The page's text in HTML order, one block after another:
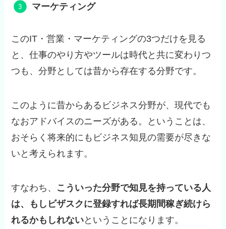
マーケティング
このIT・営業・マーケティングの3つだけを見る
と、仕事のやり方やツールは時代と共に変わりつ
つも、分野としては昔から存在する分野です。
このように昔からあるビジネス分野が、現代でも
なおアドバイスのニーズがある。ということは、
おそらく将来的にもビジネス知見の需要が尽きな
いと考えられます。
すなわち、 こういった分野で知見を持っている人
は、もしビザスクに登録すれば長期間稼ぎ続けら
れるかもしれないということになります。